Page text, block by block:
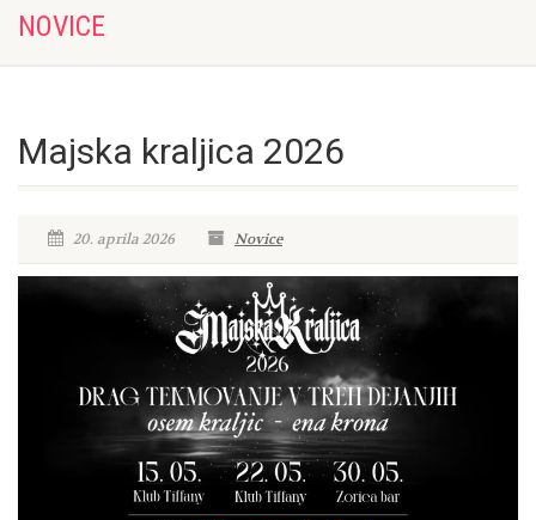
NOVICE
Majska kraljica 2026
20. aprila 2026 Novice